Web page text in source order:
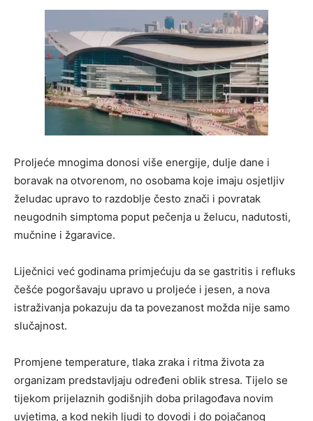
Proljeće mnogima donosi više energije, dulje dane i
boravak na otvorenom, no osobama koje imaju osjetljiv
želudac upravo to razdoblje često znači i povratak
neugodnih simptoma poput pečenja u želucu, nadutosti,
mučnine i žgaravice.
Liječnici već godinama primjećuju da se gastritis i refluks
češće pogoršavaju upravo u proljeće i jesen, a nova
istraživanja pokazuju da ta povezanost možda nije samo
slučajnost.
Promjene temperature, tlaka zraka i ritma života za
organizam predstavljaju određeni oblik stresa. Tijelo se
tijekom prijelaznih godišnjih doba prilagođava novim
uvjetima, a kod nekih ljudi to dovodi i do pojačanog